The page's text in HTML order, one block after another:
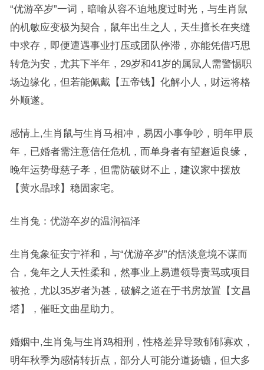
“优游卒岁”一词，暗喻从容不迫地度过时光，与生肖鼠
的机敏应变极为契合，鼠年出生之人，天生擅长在夹缝
中求存，即便遭遇事业打压或团队停滞，亦能凭借巧思
转危为安，尤其下半年，29岁和41岁的属鼠人需警惕职
场边缘化，但若能佩戴【五帝钱】化解小人，财运将格
外顺遂。
感情上,生肖鼠与生肖马相冲，易因小事争吵，明年甲辰
年，已婚者需注意信任危机，而单身者有望邂逅良缘，
晚年运势母慈子孝，但需防破财不止，建议家中摆放
【黄水晶球】稳固家宅。
生肖兔：优游卒岁的温润福泽
生肖兔象征安宁祥和，与“优游卒岁”的恬淡意境不谋而
合，兔年之人天性柔和，然事业上易遭领导责骂或项目
被抢，尤以35岁者为甚，破解之道在于书房放置【文昌
塔】，催旺文曲星助力。
婚姻中,生肖兔与生肖鸡相刑，性格差异导致郁郁寡欢，
明年秋季为感情转折点，部分人可能分道扬镳，但大多